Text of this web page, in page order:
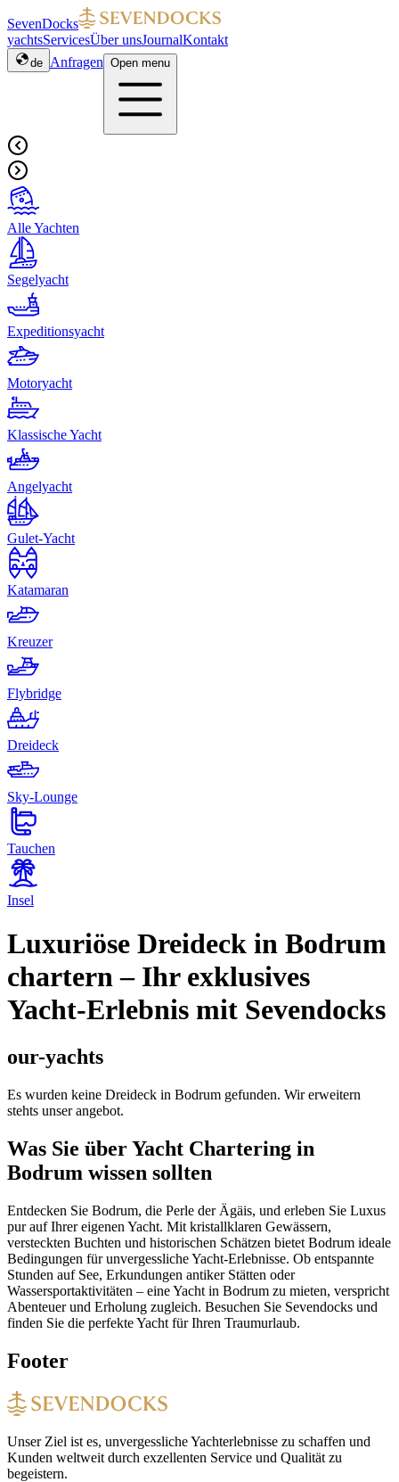
SevenDocks
yachtsServicesÜber unsJournalKontakt
de Anfragen Open menu
Alle Yachten
Segelyacht
Expeditionsyacht
Motoryacht
Klassische Yacht
Angelyacht
Gulet-Yacht
Katamaran
Kreuzer
Flybridge
Dreideck
Sky-Lounge
Tauchen
Insel
Luxuriöse Dreideck in Bodrum
chartern – Ihr exklusives
Yacht-Erlebnis mit Sevendocks
our-yachts
Es wurden keine Dreideck in Bodrum gefunden. Wir erweitern
stehts unser angebot.
Was Sie über Yacht Chartering in
Bodrum wissen sollten
Entdecken Sie Bodrum, die Perle der Ägäis, und erleben Sie Luxus
pur auf Ihrer eigenen Yacht. Mit kristallklaren Gewässern,
versteckten Buchten und historischen Schätzen bietet Bodrum ideale
Bedingungen für unvergessliche Yacht-Erlebnisse. Ob entspannte
Stunden auf See, Erkundungen antiker Stätten oder
Wassersportaktivitäten – eine Yacht in Bodrum zu mieten, verspricht
Abenteuer und Erholung zugleich. Besuchen Sie Sevendocks und
finden Sie die perfekte Yacht für Ihren Traumurlaub.
Footer
Unser Ziel ist es, unvergessliche Yachterlebnisse zu schaffen und
Kunden weltweit durch exzellenten Service und Qualität zu
begeistern.